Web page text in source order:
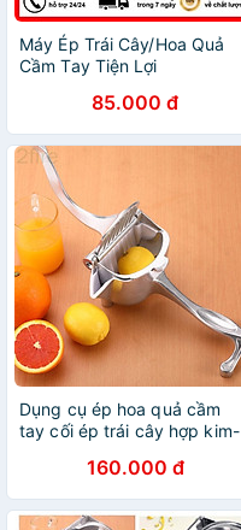
Máy Ép Trái Cây/Hoa Quả
Cầm Tay Tiện Lợi
85.000 đ
Dụng cụ ép hoa quả cầm
tay cối ép trái cây hợp kim-
160.000 đ